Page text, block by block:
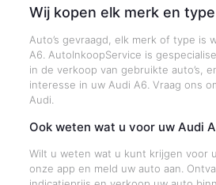
Wij kopen elk merk en
Auto’s gevraagd, elk merk of type is
A6. AutoInkoopService is
in de verkoop van gebruikte auto’s,
interesse in uw Audi A6. Vraag ons
Audi.
Ook weten wat u voor uw Audi
Wilt u weten wat u kunt krijgen voor
onze app en meld uw auto aan.